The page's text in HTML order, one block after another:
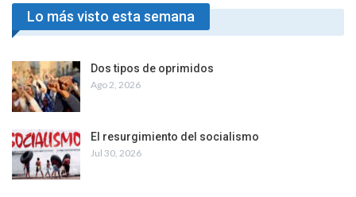
Lo más visto esta semana
Dos tipos de oprimidos
Ago 2, 2026
El resurgimiento del socialismo
Jul 30, 2026